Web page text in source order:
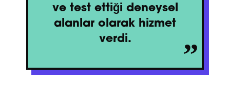
ve test ettiği deneysel
alanlar olarak hizmet
verdi.